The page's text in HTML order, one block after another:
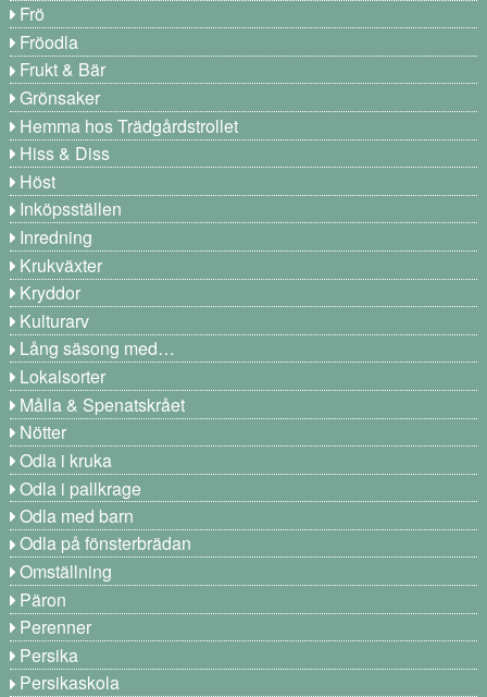
Frö
Fröodla
Frukt & Bär
Grönsaker
Hemma hos Trädgårdstrollet
Hiss & Diss
Höst
Inköpsställen
Inredning
Krukväxter
Kryddor
Kulturarv
Lång säsong med…
Lokalsorter
Målla & Spenatskrået
Nötter
Odla i kruka
Odla i pallkrage
Odla med barn
Odla på fönsterbrädan
Omställning
Päron
Perenner
Persika
Persikaskola